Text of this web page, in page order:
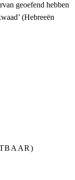
geoefend hebben
(Hebreeën